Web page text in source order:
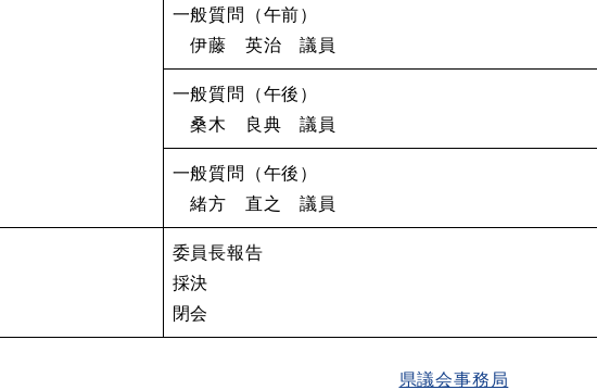
一般質問（午前）
伊藤 英治 議員
一般質問（午後）
桑木 良典 議員
一般質問（午後）
緒方 直之 議員
委員長報告
採決
閉会
県議会事務局